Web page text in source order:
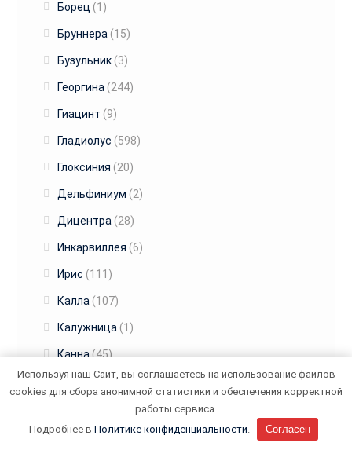
Борец (1)
Бруннера (15)
Бузульник (3)
Георгина (244)
Гиацинт (9)
Гладиолус (598)
Глоксиния (20)
Дельфиниум (2)
Дицентра (28)
Инкарвиллея (6)
Ирис (111)
Калла (107)
Калужница (1)
Канна(45)
Крокус (7)
(4)
Купена (1)
Используя наш Сайт, вы соглашаетесь на использование файлов
cookies для сбора анонимной статистики и обеспечения корректной
работы сервиса.
Подробнее в Политике конфиденциальности Согласен